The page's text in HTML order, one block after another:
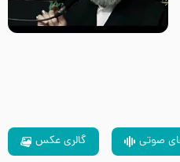
زیارتی که اسباب رزق زیاد و عمر
طولانی است حجت السلام حسین
صوتی گالری عکس